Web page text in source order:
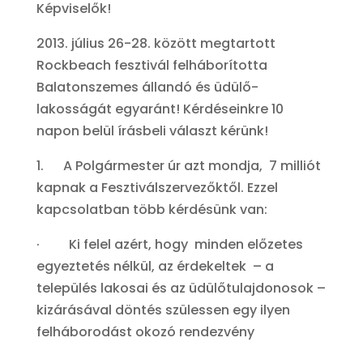
Képviselők!
2013. július 26-28. között megtartott
Rockbeach fesztivál felháborította
Balatonszemes állandó és üdülő-
lakosságát egyaránt! Kérdéseinkre 10
napon belül írásbeli választ kérünk!
1. A Polgármester úr azt mondja, 7 milliót
kapnak a Fesztiválszervezőktől. Ezzel
kapcsolatban több kérdésünk van:
· Ki felel azért, hogy minden előzetes
egyeztetés nélkül, az érdekeltek – a
település lakosai és az üdülőtulajdonosok –
kizárásával döntés szülessen egy ilyen
felháborodást okozó rendezvény